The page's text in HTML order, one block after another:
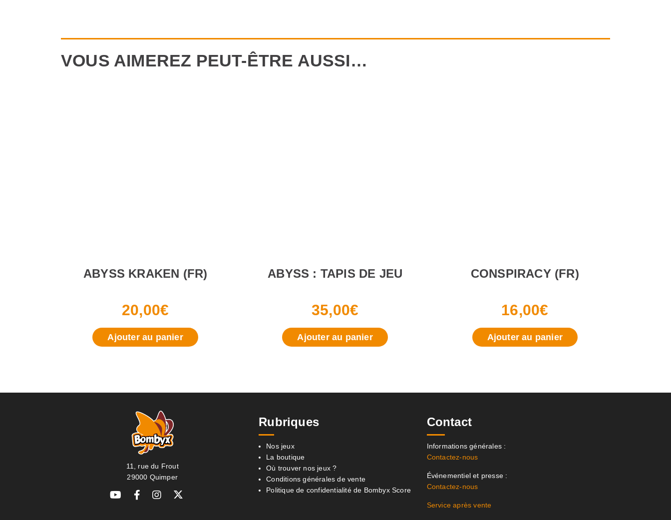
VOUS AIMEREZ PEUT-ÊTRE AUSSI…
ABYSS KRAKEN (FR)
20,00€
Ajouter au panier
ABYSS : TAPIS DE JEU
35,00€
Ajouter au panier
CONSPIRACY (FR)
16,00€
Ajouter au panier
11, rue du Frout
29000 Quimper
Rubriques
Nos jeux
La boutique
Où trouver nos jeux ?
Conditions générales de vente
Politique de confidentialité de Bombyx Score
Contact
Informations générales :
Contactez-nous
Événementiel et presse :
Contactez-nous
Service après vente